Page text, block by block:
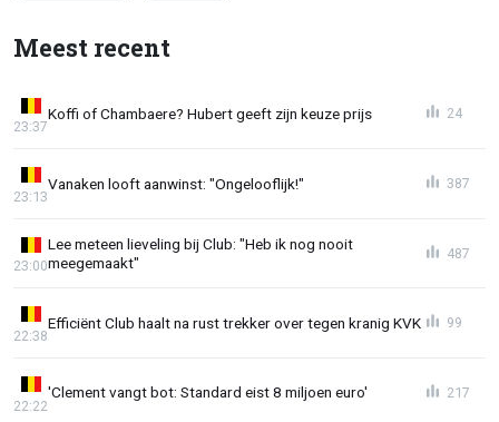
Meest recent
Koffi of Chambaere? Hubert geeft zijn keuze prijs
23:37
24
Vanaken looft aanwinst: "Ongelooflijk!"
23:13
387
Lee meteen lieveling bij Club: "Heb ik nog nooit
meegemaakt"
23:00
487
Efficiënt Club haalt na rust trekker over tegen kranig KVK
22:38
99
'Clement vangt bot: Standard eist 8 miljoen euro'
22:22
217